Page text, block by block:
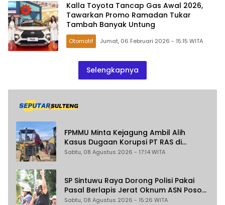
Kalla Toyota Tancap Gas Awal 2026,
Tawarkan Promo Ramadan Tukar
Tambah Banyak Untung
Otomotif Jumat, 06 Februari 2026 - 15:15 WITA
Selengkapnya
FPMMU Minta Kejagung Ambil Alih
Kasus Dugaan Korupsi PT RAS di
Morowali Utara
Sabtu, 08 Agustus 2026 - 17:14 WITA
SP Sintuwu Raya Dorong Polisi Pakai
Pasal Berlapis Jerat Oknum ASN Poso
Terlibat Dugaan Pelecehan Seksual
Sabtu, 08 Agustus 2026 - 15:26 WITA